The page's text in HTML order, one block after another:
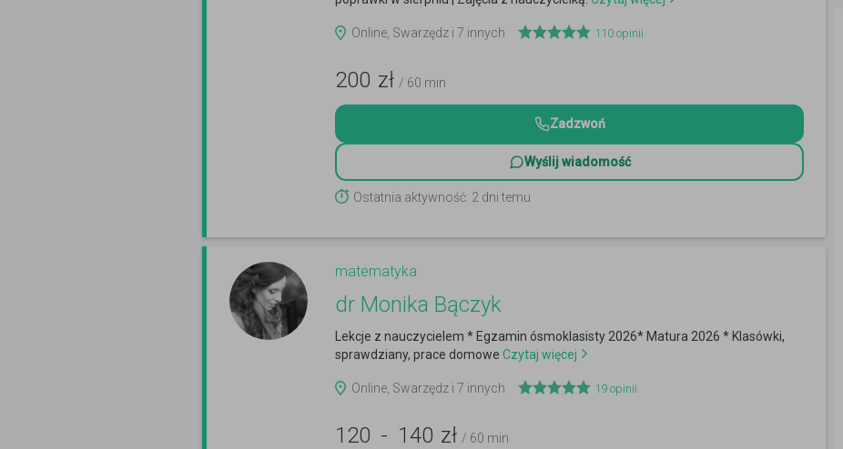
Online, Swarzędz i 7 innych 110 opinii
200 zł / 60 min
Zadzwoń
Wyślij wiadomość
Ostatnia aktywność: 2 dni temu
matematyka
dr Monika Bączyk
Lekcje z nauczycielem * Egzamin ósmoklasisty 2026* Matura 2026 * Klasówki,
sprawdziany, prace domowe Czytaj więcej
Online, Swarzędz i 7 innych 19 opinii
120 - 140 zł / 60 min